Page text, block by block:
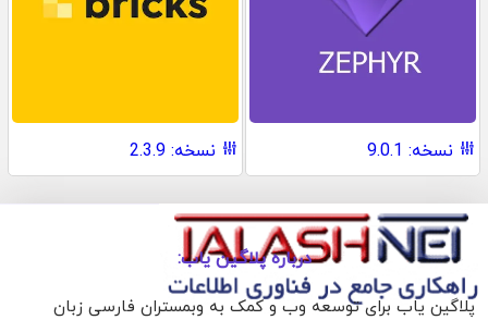
نسخه: 9.0.1 نسخه: 2.3.9
درباره پلاگین یاب:
پلاگین یاب برای توسعه وب و کمک به وبمستران فارسی زبان